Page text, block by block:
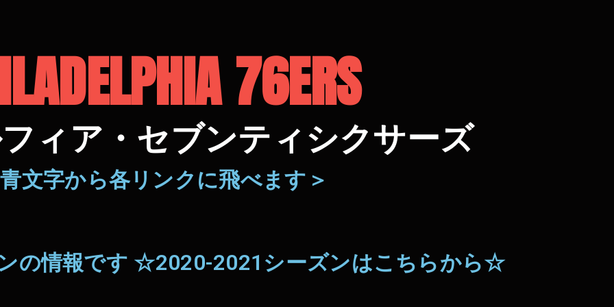
76ERS
ィア・セブンティシクサーズ
文字から各リンクに飛べます＞
の情報です ☆2020-2021シーズンはこちらから☆